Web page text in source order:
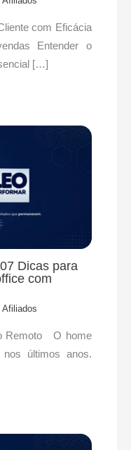
com Eficácia
Entender o
[…]
Dicas para
com
Afiliados
Remoto O home
nos últimos anos.